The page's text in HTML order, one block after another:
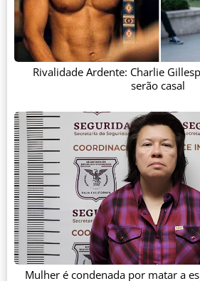
Rivalidade Ardente: Charlie
serão casal
Mulher é condenada por matar a